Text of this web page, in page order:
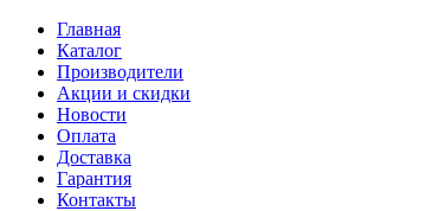
Главная
Каталог
Производители
Акции и скидки
Новости
Оплата
Доставка
Гарантия
Контакты